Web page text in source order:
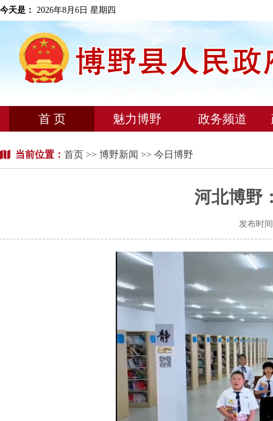
今天是： 2026年8月6日 星期四
首 页 魅力博野 政务频道
当前位置： 首页 >> 博野新闻 >> 今日博野
河北博野
发布时